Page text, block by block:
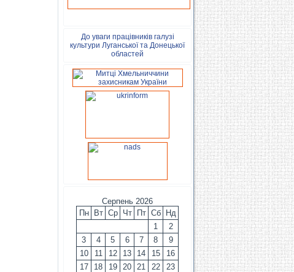
До уваги працівників галузі
культури Луганської та Донецької
областей
Серпень 2026
Пн
Вт Ср Чт Пт Сб
Нд
1
2
3
4 5 6 7 8
9
10
11 12 13 14 15
16
17
18 19 20 21 22
23